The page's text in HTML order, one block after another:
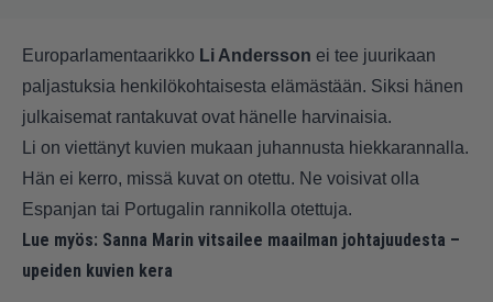
Europarlamentaarikko Li Andersson ei tee juurikaan
paljastuksia henkilökohtaisesta elämästään. Siksi hänen
julkaisemat rantakuvat ovat hänelle harvinaisia.
Li on viettänyt kuvien mukaan juhannusta hiekkarannalla.
Hän ei kerro, missä kuvat on otettu. Ne voisivat olla
Espanjan tai Portugalin rannikolla otettuja.
Lue myös: Sanna Marin vitsailee maailman johtajuudesta –
upeiden kuvien kera